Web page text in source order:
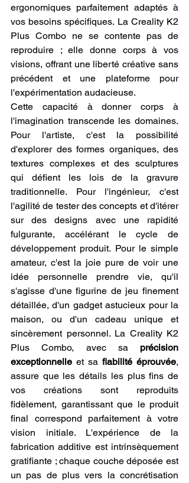
ergonomiques parfaitement adaptés à
vos besoins spécifiques. La Creality K2
Plus Combo ne se contente pas de
reproduire ; elle donne corps à vos
visions, offrant une liberté créative sans
précédent et une plateforme pour
l'expérimentation audacieuse.
Cette capacité à donner corps à
l'imagination transcende les domaines.
Pour l'artiste, c'est la possibilité
d'explorer des formes organiques, des
textures complexes et des sculptures
qui défient les lois de la gravure
traditionnelle. Pour l'ingénieur, c'est
l'agilité de tester des concepts et d'itérer
sur des designs avec une rapidité
fulgurante, accélérant le cycle de
développement produit. Pour le simple
amateur, c'est la joie pure de voir une
idée personnelle prendre vie, qu'il
s'agisse d'une figurine de jeu finement
détaillée, d'un gadget astucieux pour la
maison, ou d'un cadeau unique et
sincèrement personnel. La Creality K2
Plus Combo, avec sa précision
exceptionnelle et sa fiabilité éprouvée,
assure que les détails les plus fins de
vos créations sont reproduits
fidèlement, garantissant que le produit
final correspond parfaitement à votre
vision initiale. L'expérience de la
fabrication additive est intrinsèquement
gratifiante ; chaque couche déposée est
un pas de plus vers la concrétisation